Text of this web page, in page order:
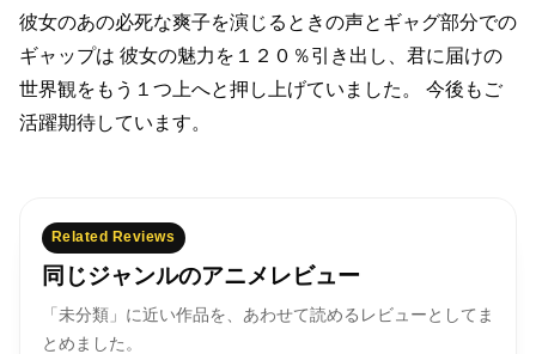
彼女のあの必死な爽子を演じるときの声とギャグ部分での
ギャップは 彼女の魅力を１２０％引き出し、君に届けの
世界観をもう１つ上へと押し上げていました。
今後もご
活躍期待しています。
Related Reviews
同じジャンルのアニメレビュー
「未分類」に近い作品を、あわせて読めるレビューとしてま
とめました。